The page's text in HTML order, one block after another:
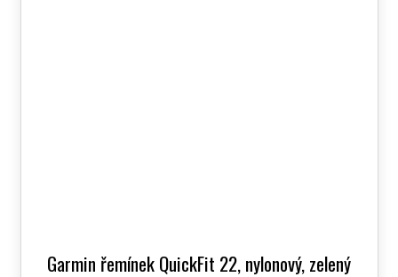
Garmin řemínek QuickFit 22, nylonový, zelený